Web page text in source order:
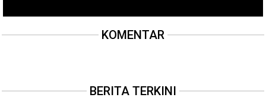
KOMENTAR
BERITA TERKINI